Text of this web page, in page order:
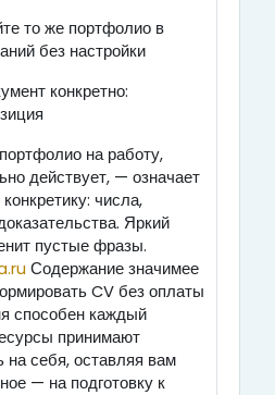
то же портфолио в
без настройки
конкретно:
на работу,
действует, — означает
числа,
Яркий
пустые фразы.
Содержание значимее
CV без оплаты
способен каждый
принимают
на себя, оставляя вам
— на подготовку к